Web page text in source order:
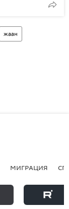
жаан
МИГРАЦИЯ